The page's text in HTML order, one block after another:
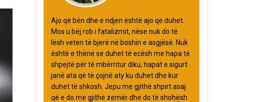
Ajo që bën dhe e ndjen është ajo që duhet.
Mos u bëj rob i fatalizmit, nëse nuk do të
lësh veten të bjerë në boshin e asgjësë. Nuk
është e thënë se duhet të ecësh me hapa të
shpejtë për të mbërritur diku, hapat e sigurt
janë ata që të çojnë aty ku duhet dhe kur
duhet të shkosh. Jepu me gjithë shpirt asaj
që e do me gjithë zemër dhe do të shohësh